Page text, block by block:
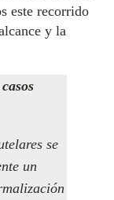
este recorrido
y la
se
un